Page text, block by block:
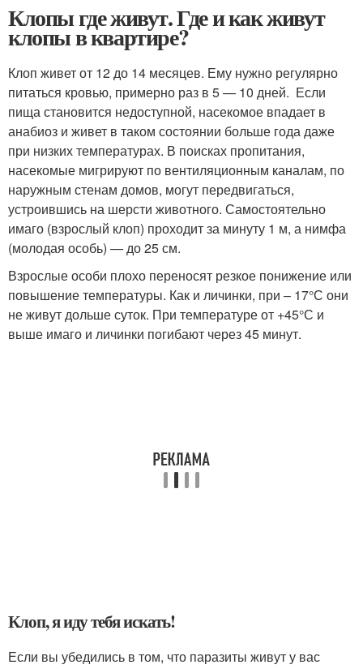
Клопы где живут. Где и как живут
клопы в квартире?
Клоп живет от 12 до 14 месяцев. Ему нужно регулярно
питаться кровью, примерно раз в 5 — 10 дней. Если
пища становится недоступной, насекомое впадает в
анабиоз и живет в таком состоянии больше года даже
при низких температурах. В поисках пропитания,
насекомые мигрируют по вентиляционным каналам, по
наружным стенам домов, могут передвигаться,
устроившись на шерсти животного. Самостоятельно
имаго (взрослый клоп) проходит за минуту 1 м, а нимфа
(молодая особь) — до 25 см.
Взрослые особи плохо переносят резкое понижение или
повышение температуры. Как и личинки, при – 17°С они
не живут дольше суток. При температуре от +45°С и
выше имаго и личинки погибают через 45 минут.
Клоп, я иду тебя искать!
Если вы убедились в том, что паразиты живут у вас